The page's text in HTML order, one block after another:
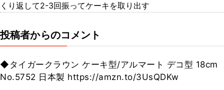
くり返して2-3回振ってケーキを取り出す
投稿者からのコメント
◆タイガークラウン ケーキ型/アルマート デコ型 18cm
No.5752 日本製 https://amzn.to/3UsQDKw